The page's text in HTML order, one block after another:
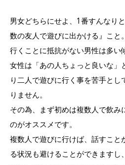
男女どちらにせよ、1番すんなり
数の友人で遊びに出かける』こと
行くことに抵抗がない男性は多い
女性は「あの人ちょっと良いな」
り二人で遊びに行く事を苦手と
りません。
その為、まず初めは複数人で飲み
のがオススメです。
複数人で遊びに行けば、話すこと
る状況も避けることができますし